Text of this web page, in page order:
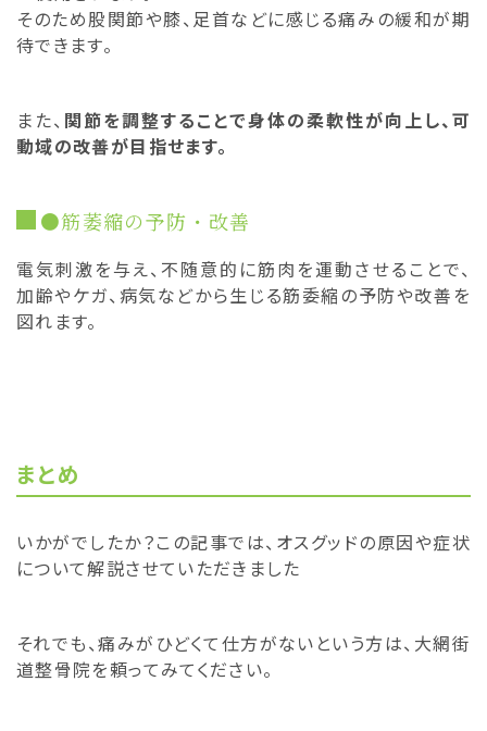
そのため股関節や膝、足首などに感じる痛みの緩和が期
待できます。
また、 関節を調整することで身体の柔軟性が向上し、可
動域の改善が目指せます。
●筋萎縮の予防・改善
電気刺激を与え、不随意的に筋肉を運動させることで、
加齢やケガ、病気などから生じる筋委縮の予防や改善を
図れます。
まとめ
いかがでしたか？この記事では、オスグッドの原因や症状
について解説させていただきました
それでも、痛みがひどくて仕方がないという方は、大網街
道整骨院を頼ってみてください。